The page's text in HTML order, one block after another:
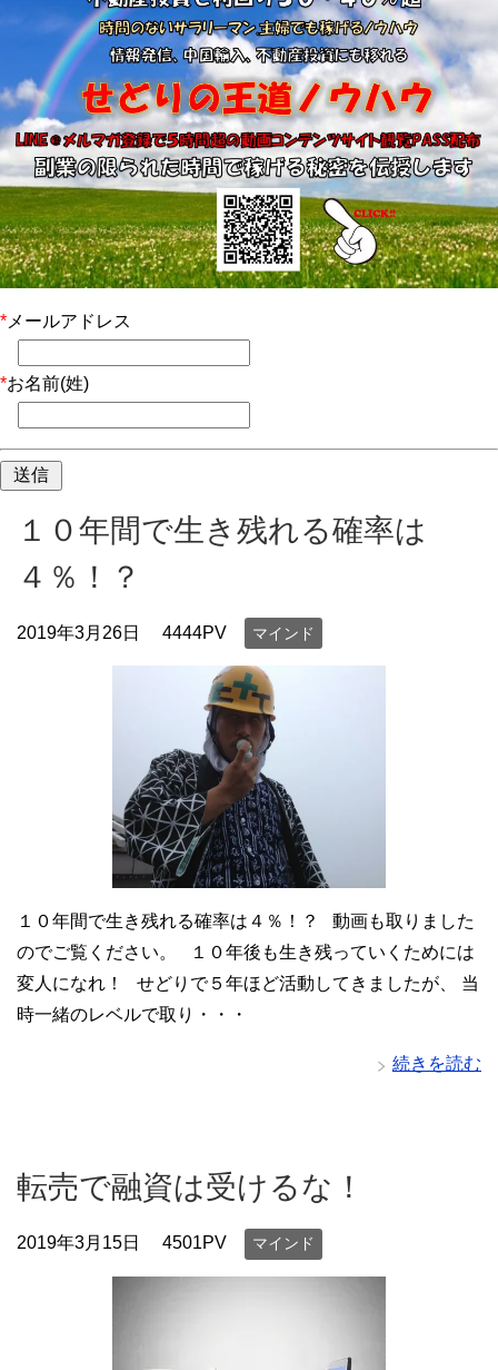
* メールアドレス
*お名前(姓)
１０年間で生き残れる確率は
４％！？
2019年3月26日 4444PV マインド
１０年間で生き残れる確率は４％！？ 動画も取りました
のでご覧ください。 １０年後も生き残っていくためには
変人になれ！ せどりで５年ほど活動してきましたが、 当
時一緒のレベルで取り・・・
続きを読む
転売で融資は受けるな！
2019年3月15日 4501PV マインド